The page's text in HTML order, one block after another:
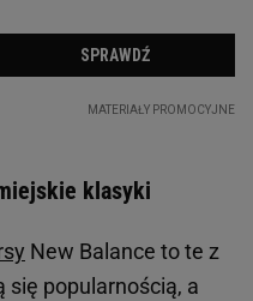
klasyki
New Balance to te z
się popularnością, a